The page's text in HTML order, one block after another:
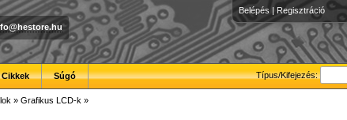
Belépés | Regisztráció
Típus/Kifejezés:
Cikkek Súgó
» Grafikus LCD-k »